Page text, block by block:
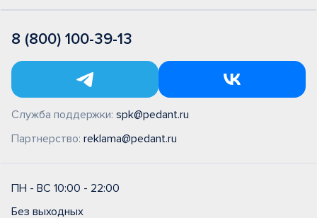
8 (800) 100-39-13
Служба поддержки: spk@pedant.ru
Партнерство: reklama@pedant.ru
ПН - ВС 10:00 - 22:00
Без выходных